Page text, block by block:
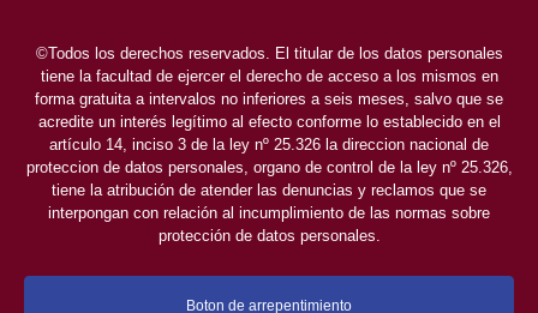
©Todos los derechos reservados. El titular de los datos personales
tiene la facultad de ejercer el derecho de acceso a los mismos en
forma gratuita a intervalos no inferiores a seis meses, salvo que se
acredite un interés legítimo al efecto conforme lo establecido en el
artículo 14, inciso 3 de la ley nº 25.326 la direccion nacional de
proteccion de datos personales, organo de control de la ley nº 25.326,
tiene la atribución de atender las denuncias y reclamos que se
interpongan con relación al incumplimiento de las normas sobre
protección de datos personales.
Boton de arrepentimiento